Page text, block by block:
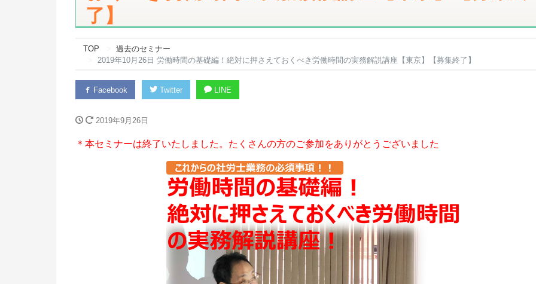
了】
TOP
過去のセミナー
2019年10月26日 労働時間の基礎編！絶対に押さえておくべき労働時間の実務解説講座【東京】【募集終了】
Facebook Twitter LINE
2019年9月26日
＊本セミナーは終了いたしました。たくさんの方のご参加をありがとうございました